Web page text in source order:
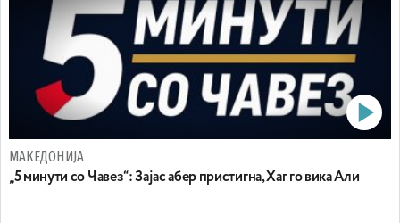
МАКЕДОНИЈА
„5 минути со Чавез“: Зајас абер пристигна, Хаг го вика Али